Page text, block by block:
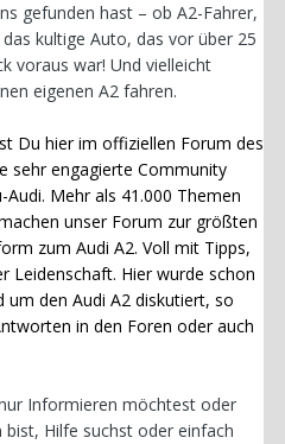
gefunden hast – ob A2-Fahrer,
kultige Auto, das vor über 25
voraus war! Und vielleicht
eigenen A2 fahren.
Du hier im offiziellen Forum des
sehr engagierte Community
Mehr als 41.000 Themen
unser Forum zur größten
zum Audi A2. Voll mit Tipps,
Leidenschaft. Hier wurde schon
den Audi A2 diskutiert, so
in den Foren oder auch
Informieren möchtest oder
Hilfe suchst oder einfach